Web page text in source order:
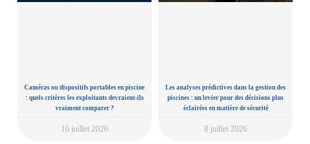
Caméras ou dispositifs portables en piscine
: quels critères les exploitants devraient-ils
vraiment comparer ?
16 juillet 2026
Les analyses prédictives dans la gestion des
piscines : un levier pour des décisions plus
éclairées en matière de sécurité
8 juillet 2026